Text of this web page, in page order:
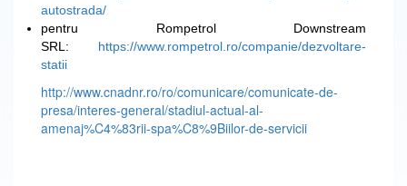
autostrada/
pentru Rompetrol Downstream
SRL: https://www.rompetrol.ro/companie/dezvoltare-
statii
http://www.cnadnr.ro/ro/comunicare/comunicate-de-
presa/interes-general/stadiul-actual-al-
amenaj%C4%83rii-spa%C8%9Biilor-de-servicii